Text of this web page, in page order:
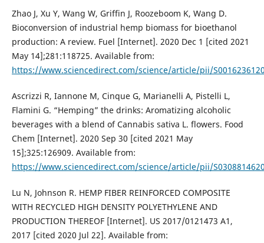
Zhao J, Xu Y, Wang W, Griffin J, Roozeboom K, Wang D.
Bioconversion of industrial hemp biomass for bioethanol
production: A review. Fuel [Internet]. 2020 Dec 1 [cited 2021
May 14];281:118725. Available from:
https://www.sciencedirect.com/science/article/pii/
Ascrizzi R, Iannone M, Cinque G, Marianelli A, Pistelli L,
Flamini G. “Hemping” the drinks: Aromatizing alcoholic
beverages with a blend of Cannabis sativa L. flowers. Food
Chem [Internet]. 2020 Sep 30 [cited 2021 May
15];325:126909. Available from:
https://www.sciencedirect.com/science/article/pii/
Lu N, Johnson R. HEMP FIBER REINFORCED COMPOSITE
WITH RECYCLED HIGH DENSITY POLYETHYLENE AND
PRODUCTION THEREOF [Internet]. US 2017/0121473 A1,
2017 [cited 2020 Jul 22]. Available from: